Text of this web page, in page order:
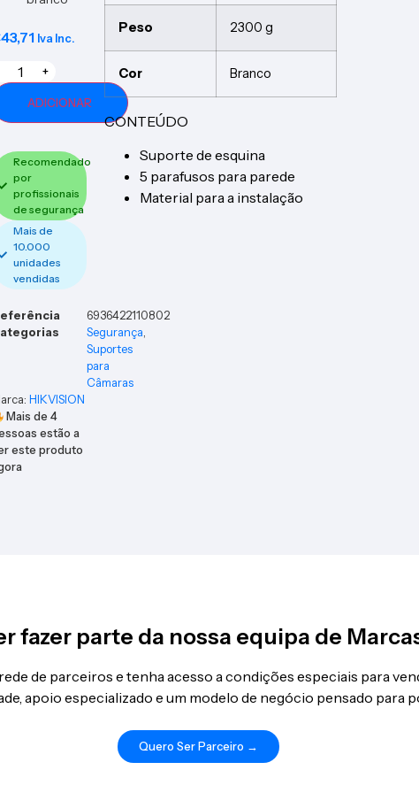
43,71 Iva Inc.
+
ADICIONAR
Recomendado
por
profissionais
de segurança
Mais de
10.000
unidades
vendidas
6936422110802
Segurança,
Suportes
para
Câmaras
HIKVISION
Mais de4
estão a
este produto
Peso 2300 g
Cor Branco
CONTEÚDO
Suporte de esquina
5 parafusos para parede
Material para a instalação
fazer parte da nossa equipa de
de parceiros e tenha acesso a condições especiais para
apoio especializado e um modelo de negócio pensado para
Quero Ser Parceiro →